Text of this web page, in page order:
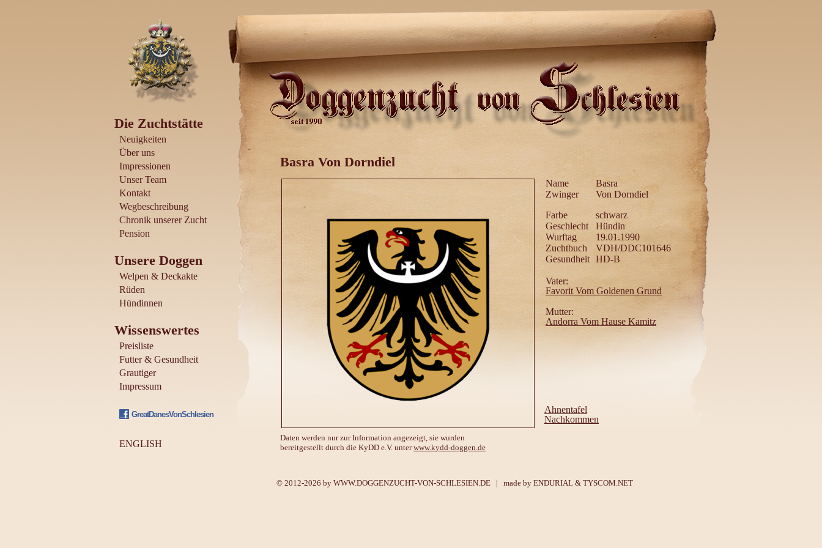
Die Zuchtstätte
Neuigkeiten
Über uns
Impressionen
Unser Team
Kontakt
Wegbeschreibung
Chronik unserer Zucht
Pension
Unsere Doggen
Welpen & Deckakte
Rüden
Hündinnen
Wissenswertes
Preisliste
Futter & Gesundheit
Grautiger
Impressum
GreatDanesVonSchlesien
ENGLISH
Basra Von Dorndiel
Name
Basra
Zwinger
Von Dorndiel
Farbe
schwarz
Geschlecht
Hündin
Wurftag
19.01.1990
Zuchtbuch
VDH/DDC101646
Gesundheit HD-B
Vater:
Favorit Vom Goldenen Grund
Mutter:
Andorra Vom Hause Kamitz
Ahnentafel
Nachkommen
Daten werden nur zur Information angezeigt, sie wurden
bereitgestellt durch die KyDD e.V. unterwww.kydd-doggen.de
© 2012-2026 by WWW.DOGGENZUCHT-VON-SCHLESIEN.DE | made by ENDURIAL & TYSCOM.NET